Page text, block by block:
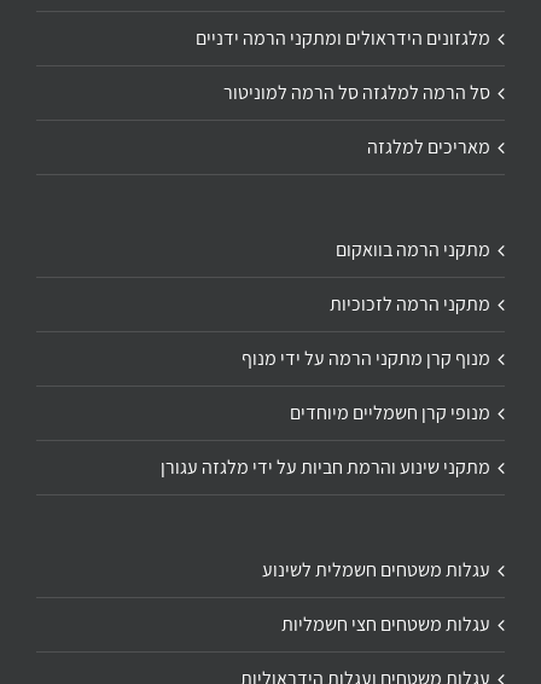
מלגזונים הידראולים ומתקני הרמה ידניים
סל הרמה למלגזה סל הרמה למוניטור
מאריכים למלגזה
מתקני הרמה בוואקום
מתקני הרמה לזכוכיות
מנוף קרן מתקני הרמה על ידי מנוף
מנופי קרן חשמליים מיוחדים
מתקני שינוע והרמת חביות על ידי מלגזה עגורן
עגלות משטחים חשמלית לשינוע
עגלות משטחים חצי חשמליות
עגלות משטחים ועגלות הידראוליות